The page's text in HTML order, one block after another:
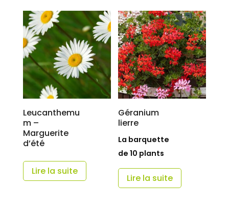
Leucanthemu
m –
Marguerite
d’été
Lire la suite
Géranium
lierre
La barquette
de 10 plants
Lire la suite